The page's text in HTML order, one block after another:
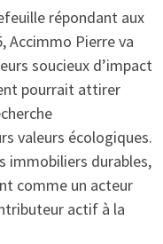
répondant aux
Accimmo Pierre va
soucieux d’impact
pourrait attirer
valeurs écologiques.
immobiliers durables,
comme un acteur
actif à la